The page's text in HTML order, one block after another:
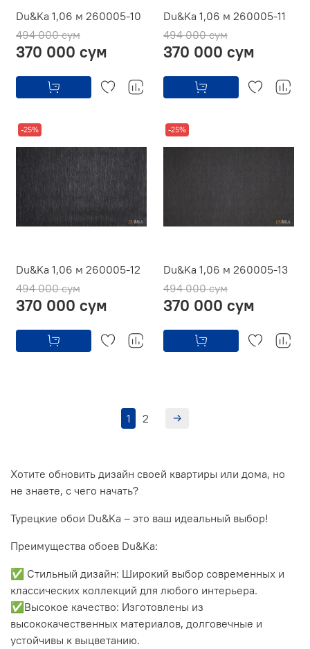
Du&Ka 1,06 м 260005-10
494 000 сум
370 000 сум
Du&Ka 1,06 м 260005-11
494 000 сум
370 000 сум
-25%
Du&Ka 1,06 м 260005-12
494 000 сум
370 000 сум
-25%
Du&Ka 1,06 м 260005-13
494 000 сум
370 000 сум
1 2
Хотите обновить дизайн своей квартиры или дома, но
не знаете, с чего начать?
Турецкие обои Du&Ka – это ваш идеальный выбор!
Преимущества обоев Du&Ka:
✅ Стильный дизайн: Широкий выбор современных и
классических коллекций для любого интерьера.
✅Высокое качество: Изготовлены из
высококачественных материалов, долговечные и
устойчивы к выцветанию.